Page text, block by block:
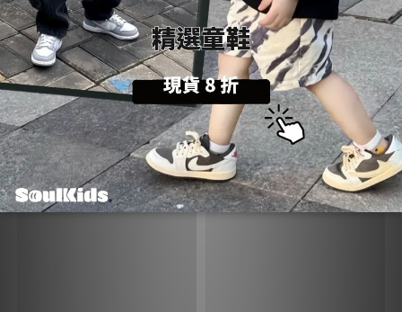
付款方式 (9)
您可能喜歡...